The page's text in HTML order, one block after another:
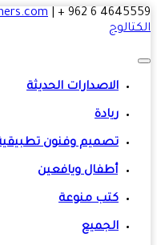
4645559 6
|
الاصدارات الحديثة
ريادة
تصميم وفنون تطبيقية
أطفال ويافعين
كتب منوعة
الجميع